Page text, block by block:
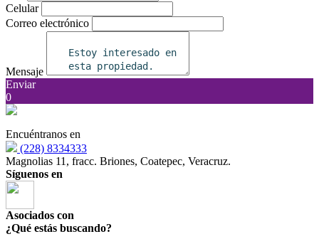
Celular
Correo electrónico
Mensaje
Enviar
0
Encuéntranos en
(228) 8334333
Magnolias 11, fracc. Briones, Coatepec, Veracruz.
Síguenos en
Asociados con
¿Qué estás buscando?